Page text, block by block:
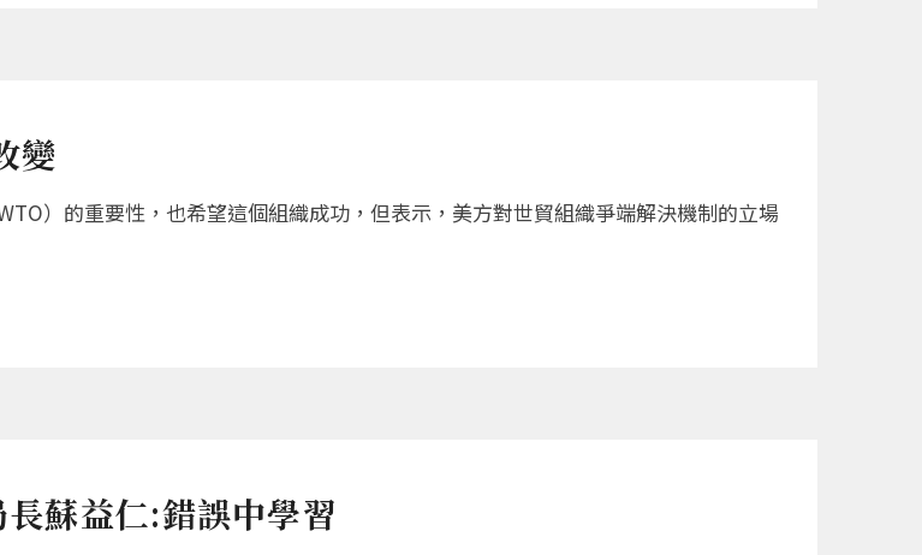
變
）的重要性，也希望這個組織成功，但表示，美方對世貿組織爭端解決機制的立場
蘇益仁:錯誤中學習